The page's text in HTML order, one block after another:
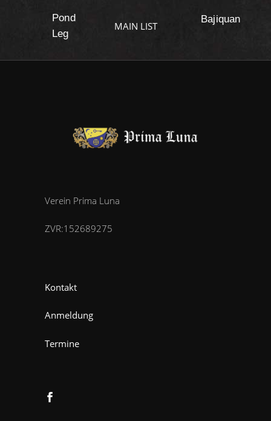
Pond
Leg
MAIN LIST
Bajiquan
Verein Prima Luna
ZVR:152689275
Kontakt
Anmeldung
Termine